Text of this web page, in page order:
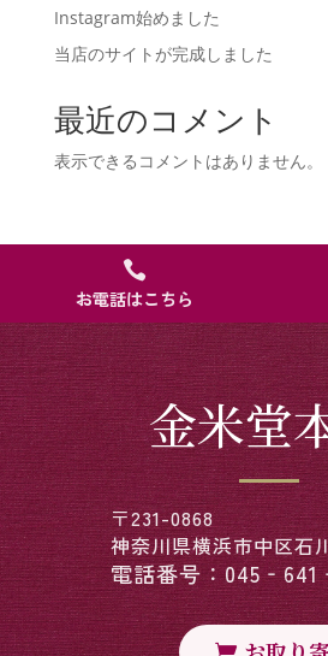
Instagram始めました
当店のサイトが完成しました
最近のコメント
表示できるコメントはありません。

お電話はこちら
金米堂
〒231-0868
神奈川県横浜市中区石
電話番号：